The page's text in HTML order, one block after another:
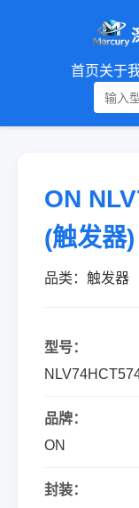
首页关于
ON
(触发器)
品类：触发器
型号：
品牌：
ON
封装：